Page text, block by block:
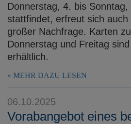
Donnerstag, 4. bis
stattfindet, erfreut sich
großer Nachfrage. Karten
Donnerstag und Freitag
erhältlich.
MEHR DAZU LESEN
06.10.2025
Vorabangebot eines